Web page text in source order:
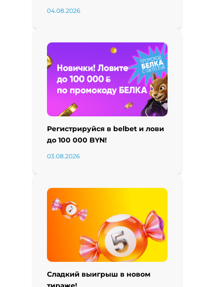
04.08.2026
Регистрируйся в belbet и лови
до 100 000 BYN!
03.08.2026
Сладкий выигрыш в новом